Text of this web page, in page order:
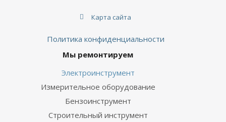
Карта сайта
Политика конфиденциальности
Мы ремонтируем
Электроинструмент
Измерительное оборудование
Бензоинструмент
Строительный инструмент